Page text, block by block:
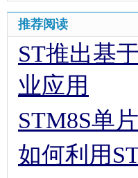
推荐阅读
ST推出基
业应用
STM8S单
如何利用